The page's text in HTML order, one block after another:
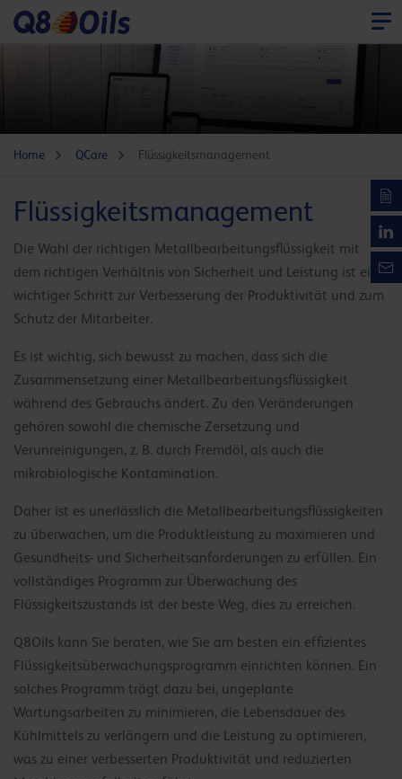
Home QCare Flüssigkeitsmanagement
Flüssigkeitsmanagement
Die Wahl der richtigen Metallbearbeitungsflüssigkeit mit
dem richtigen Verhältnis von Sicherheit und Leistung ist ein
wichtiger Schritt zur Verbesserung der Produktivität und zum
Schutz der Mitarbeiter.
Es ist wichtig, sich bewusst zu machen, dass sich die
Zusammensetzung einer Metallbearbeitungsflüssigkeit
während des Gebrauchs ändert. Zu den Veränderungen
gehören sowohl die chemische Zersetzung und
Verunreinigungen, z. B. durch Fremdöl, als auch die
mikrobiologische Kontamination.
Daher ist es unerlässlich die Metallbearbeitungsflüssigkeiten
zu überwachen, um die Produktleistung zu maximieren und
Gesundheits- und Sicherheitsanforderungen zu erfüllen. Ein
vollständiges Programm zur Überwachung des
Flüssigkeitszustands ist der beste Weg, dies zu erreichen.
Q8Oils kann Sie beraten, wie Sie am besten ein effizientes
Flüssigkeitsüberwachungsprogramm einrichten können. Ein
solches Programm trägt dazu bei, ungeplante
Wartungsarbeiten zu minimieren, die Lebensdauer des
Kühlmittels zu verlängern und die Leistung zu optimieren,
was zu einer verbesserten Produktivität und reduzierten